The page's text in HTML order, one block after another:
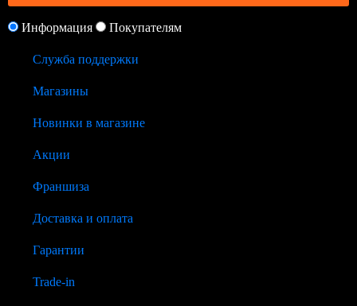
Информация Покупателям
Служба поддержки
Магазины
Новинки в магазине
Акции
Франшиза
Доставка и оплата
Гарантии
Trade-in